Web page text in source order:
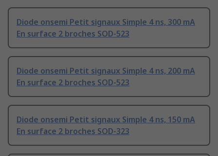
Diode onsemi Petit signaux Simple 4 ns, 300 mA
En surface 2 broches SOD-523
Diode onsemi Petit signaux Simple 4 ns, 200 mA
En surface 2 broches SOD-523
Diode onsemi Petit signaux Simple 4 ns, 150 mA
En surface 2 broches SOD-323